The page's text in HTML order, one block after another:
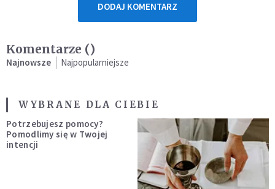
DODAJ KOMENTARZ
Komentarze ()
Najnowsze Najpopularniejsze
WYBRANE DLA CIEBIE
Potrzebujesz pomocy?
Pomodlimy się w Twojej
intencji